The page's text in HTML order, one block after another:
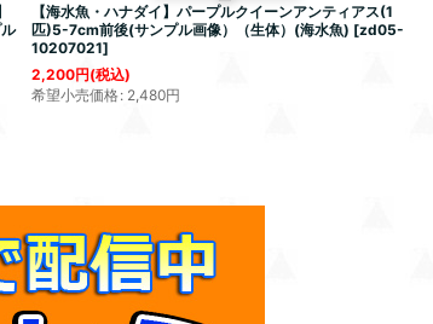
【海水魚・ハナダイ】パープルクイーンアンティアス(1
匹)5-7cm前後(サンプル画像）（生体）(海水魚) [zd05-
10207021]
2,200円(税込)
希望小売価格: 2,480円